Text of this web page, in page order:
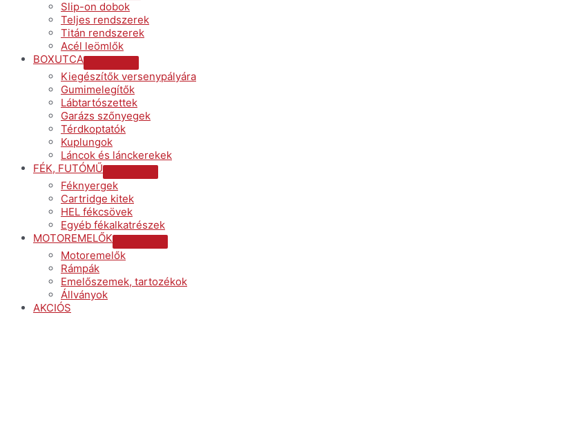
Toggle
Slip-on dobok
Teljes rendszerek
Titán rendszerek
Acél leömlők
BOXUTCA
Menu
Toggle
Kiegészítők versenypályára
Gumimelegítők
Lábtartószettek
Garázs szőnyegek
Térdkoptatók
Kuplungok
Láncok és lánckerekek
FÉK, FUTÓMŰ
Menu
Féknyergek
Cartridge kitek
HEL fékcsövek
Egyéb fékalkatrészek
MOTOREMELŐK
Menu
Motoremelők
Rámpák
Emelőszemek, tartozékok
Állványok
AKCIÓS